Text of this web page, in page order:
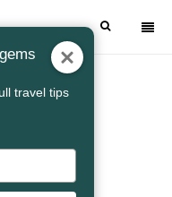
travel tips